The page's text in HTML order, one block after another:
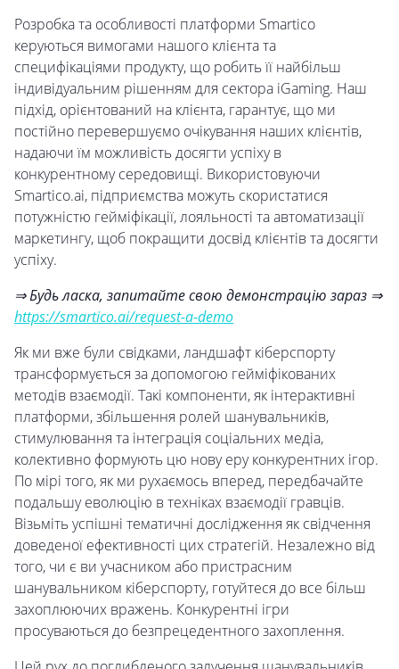
Розробка та особливості платформи Smartico
керуються вимогами нашого клієнта та
специфікаціями продукту, що робить її найбільш
індивідуальним рішенням для сектора iGaming. Наш
підхід, орієнтований на клієнта, гарантує, що ми
постійно перевершуємо очікування наших клієнтів,
надаючи їм можливість досягти успіху в
конкурентному середовищі. Використовуючи
Smartico.ai, підприємства можуть скористатися
потужністю гейміфікації, лояльності та автоматизації
маркетингу, щоб покращити досвід клієнтів та досягти
успіху.
⇒ Будь ласка, запитайте свою демонстрацію зараз ⇒
https://smartico.ai/request-a-demo
Як ми вже були свідками, ландшафт кіберспорту
трансформується за допомогою гейміфікованих
методів взаємодії. Такі компоненти, як інтерактивні
платформи, збільшення ролей шанувальників,
стимулювання та інтеграція соціальних медіа,
колективно формують цю нову еру конкурентних ігор.
По мірі того, як ми рухаємось вперед, передбачайте
подальшу еволюцію в техніках взаємодії гравців.
Візьміть успішні тематичні дослідження як свідчення
доведеної ефективності цих стратегій. Незалежно від
того, чи є ви учасником або пристрасним
шанувальником кіберспорту, готуйтеся до все більш
захоплюючих вражень. Конкурентні ігри
просуваються до безпрецедентного захоплення.